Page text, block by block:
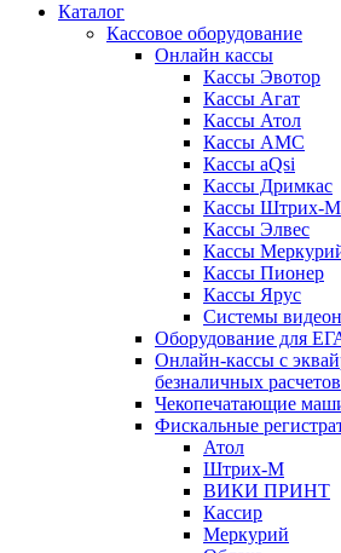
Каталог
Кассовое оборудование
Онлайн кассы
Кассы Эвотор
Кассы Агат
Кассы Атол
Кассы АМС
Кассы aQsi
Кассы Дримкас
Кассы Штрих-М
Кассы Элвес
Кассы
Кассы Пионер
Кассы Ярус
Системы
Оборудование для
Онлайн-кассы с
безналичных расчетов
Чекопечатающие
Фискальные
Атол
Штрих-М
ВИКИ ПРИНТ
Кассир
Меркурий